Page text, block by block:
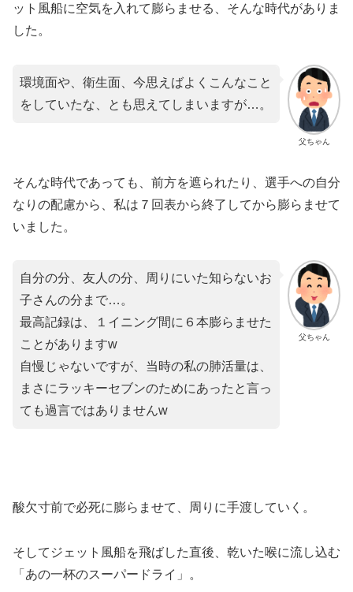
ット風船に空気を入れて膨らませる、そんな時代がありま
した。
父ちゃん
環境面や、衛生面、今思えばよくこんなこと
をしていたな、とも思えてしまいますが…。
そんな時代であっても、前方を遮られたり、選手への自分
なりの配慮から、私は７回表から終了してから膨らませて
いました。
父ちゃん
自分の分、友人の分、周りにいた知らないお
子さんの分まで…。
最高記録は、１イニング間に６本膨らませた
ことがありますw
自慢じゃないですが、当時の私の肺活量は、
まさにラッキーセブンのためにあったと言っ
ても過言ではありませんw
​酸欠寸前で必死に膨らませて、周りに手渡していく。
そしてジェット風船を飛ばした直後、乾いた喉に流し込む
「あの一杯のスーパードライ」。